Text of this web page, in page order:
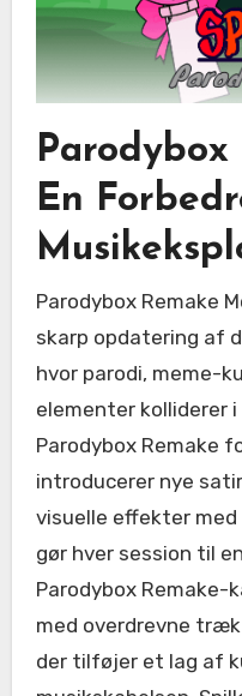
Parodybox
En
Parodybox Remake Mod er en humoristisk og
skarp opdatering af
hvor parodi, meme-
elementer kolliderer
Parodybox Remake
introducerer nye
visuelle effekter
gør hver session til
Parodybox Remake-
med overdrevne
der tilføjer et lag af